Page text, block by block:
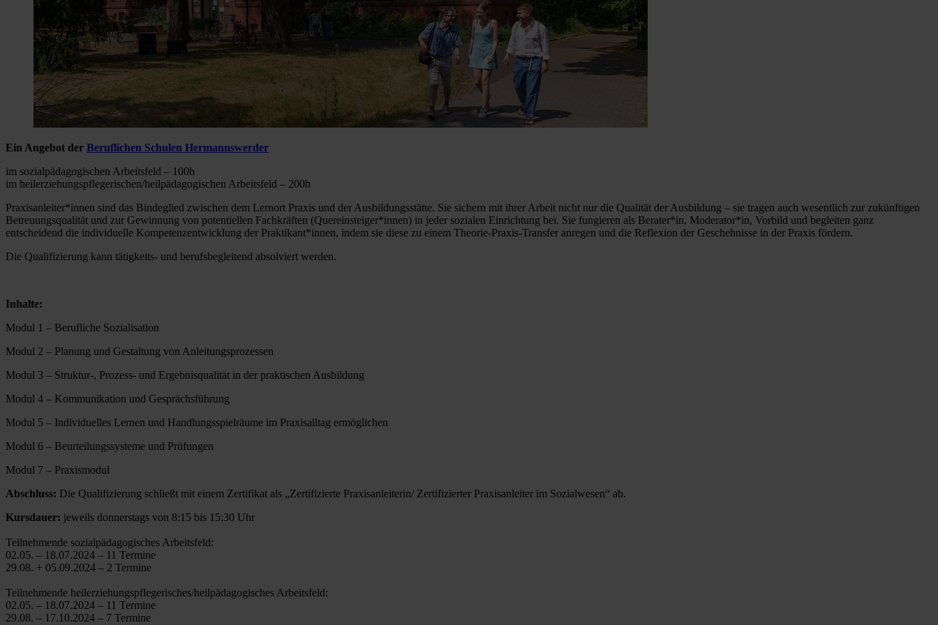
Ein Angebot der Beruflichen Schulen Hermannswerder
im sozialpädagogischen Arbeitsfeld – 100h
im heilerziehungspflegerischen/heilpädagogischen Arbeitsfeld – 200h
Praxisanleiter*innen sind das Bindeglied zwischen dem Lernort Praxis und der Ausbildungsstätte. Sie sichern mit ihrer Arbeit nicht nur die Qualität der Ausbildung – sie tragen auch wesentlich zur zukünftigen
Betreuungsqualität und zur Gewinnung von potentiellen Fachkräften (Quereinsteiger*innen) in jeder sozialen Einrichtung bei. Sie fungieren als Berater*in, Moderator*in, Vorbild und begleiten ganz
entscheidend die individuelle Kompetenzentwicklung der Praktikant*innen, indem sie diese zu einem Theorie-Praxis-Transfer anregen und die Reflexion der Geschehnisse in der Praxis fördern.
Die Qualifizierung kann tätigkeits- und berufsbegleitend absolviert werden.
Inhalte:
Modul 1 – Berufliche Sozialisation
Modul 2 – Planung und Gestaltung von Anleitungsprozessen
Modul 3 – Struktur-, Prozess- und Ergebnisqualität in der praktischen Ausbildung
Modul 4 – Kommunikation und Gesprächsführung
Modul 5 – Individuelles Lernen und Handlungsspielräume im Praxisalltag ermöglichen
Modul 6 – Beurteilungssysteme und Prüfungen
Modul 7 – Praxismodul
Abschluss: Die Qualifizierung schließt mit einem Zertifikat als „Zertifizierte Praxisanleiterin/ Zertifizierter Praxisanleiter im Sozialwesen“ ab.
Kursdauer: jeweils donnerstags von 8:15 bis 15:30 Uhr
Teilnehmende sozialpädagogisches Arbeitsfeld:
02.05. – 18.07.2024 – 11 Termine
29.08. + 05.09.2024 – 2 Termine
Teilnehmende heilerziehungspflegerisches/heilpädagogisches Arbeitsfeld:
02.05. – 18.07.2024 – 11 Termine
29.08. – 17.10.2024 – 7 Termine